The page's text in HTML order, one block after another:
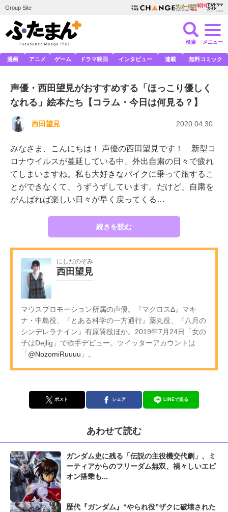
Group Site
検索 メニュー
漫画 アニメ ゲーム ドラマ映画 インタビュー 連載 無料コミック
声優・西田望見がおすすめする「ほっこり優しく
なれる」絵本たち【コラム・今日は何見る？】
西田望見 2020.04.30
みなさま、こんにちは！ 声優の西田望見です！ 新型コ
ロナウイルスが蔓延している中、外出自粛の日々で疲れ
てしまいますね。私も大好きなバイクに乗って旅するこ
とができなくて、うずうずしています。だけど、自粛を
がんばれば楽しい日々が早く戻ってくる…
続きを読む
にしだのぞみ
西田望見
マウスプロモーション所属の声優。『マクロスΔ』マキ
ナ・中島役、『とある科学の一方通行』薬丸役、『八月の
シンデレラナイン』有原翼役ほか。2019年7月24日「女の
子はDejlig」で歌手デビュー。ツイッターアカウントは
「 @NozomiRuuuu 」。
ポスト シェア LINEで送る
あわせて読む
ガンダム史に残る「伝説の主役機交代劇」、ミ
ーティアからのフリーダム無双、禍々しいエピ
オン搭乗も...
歴代『ガンダム』“やられ役”ザクに破壊された